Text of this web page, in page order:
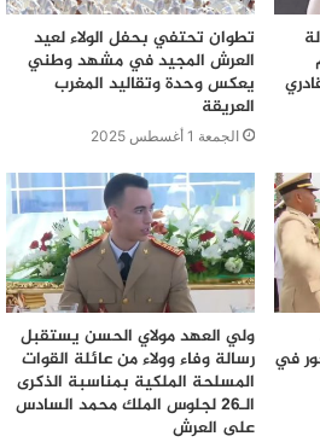
تطوان تحتفي بحفل الولاء لعيد
العرش المجيد في مشهد وطني
يعكس وحدة وتقاليد المغرب
العريقة
الجمعة 1 أغسطس 2025
في
ولي العهد مولاي الحسن يستقبل
رسالة وفاء وولاء من عائلة القوات
المسلحة الملكية بمناسبة الذكرى
الـ26 لجلوس الملك محمد السادس
على العرش